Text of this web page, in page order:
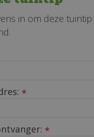
in om deze
*
*